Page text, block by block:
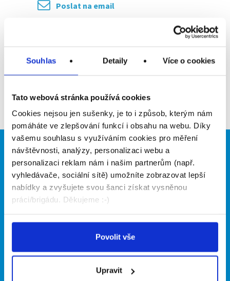
Souhlas Detaily Více o cookies
Tato webová stránka používá cookies
Cookies nejsou jen sušenky, je to i způsob, kterým nám
pomáháte ve zlepšování funkcí i obsahu na webu. Díky
vašemu souhlasu s využíváním cookies pro měření
návštěvnosti, analýzy, personalizaci webu a
personalizaci reklam nám i našim partnerům (např.
vyhledávače, sociální sítě) umožníte zobrazovat lepší
nabídky a zvyšujete svou šanci získat vysněnou
práci/brigádu. Děkujeme :-)
Povolit vše
Upravit
Poslat na email
Zpět
Brigádníci
Články
Hledané brigády
Firmy
Vložit inzerát
Ceník
Kontakt
Naše další projekty
Mobilní aplikace